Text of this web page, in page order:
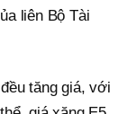
liên Bộ Tài
tăng giá, với